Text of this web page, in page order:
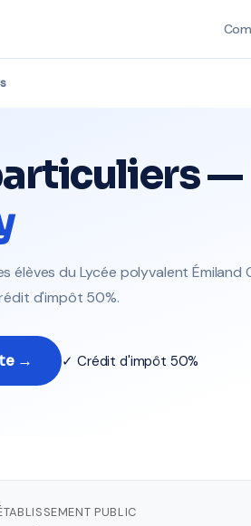
—
élèves du Lycée polyvalent
d'impôt 50%.
→ ✓ Crédit d'impôt 50%
PUBLIC